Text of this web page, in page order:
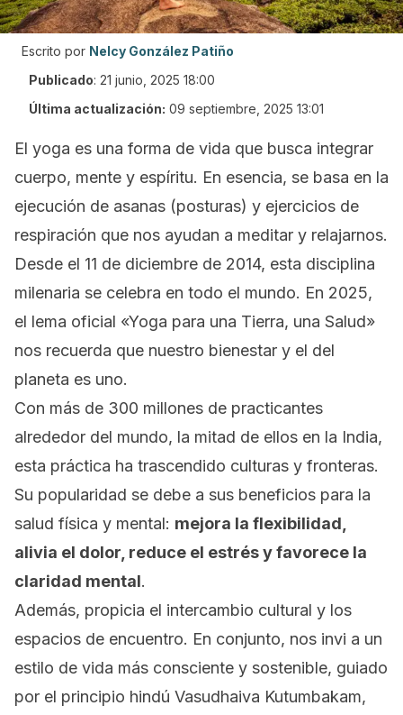
Escrito por Nelcy González Patiño
Publicado: 21 junio, 2025 18:00
Última actualización: 09 septiembre, 2025 13:01
El yoga es una forma de vida que busca integrar
cuerpo, mente y espíritu. En esencia, se basa en la
ejecución de asanas (posturas) y ejercicios de
respiración que nos ayudan a meditar y relajarnos.
Desde el 11 de diciembre de 2014, esta disciplina
milenaria se celebra en todo el mundo. En 2025,
el lema oficial «Yoga para una Tierra, una Salud»
nos recuerda que nuestro bienestar y el del
planeta es uno.
Con más de 300 millones de practicantes
alrededor del mundo, la mitad de ellos en la India,
esta práctica ha trascendido culturas y fronteras.
Su popularidad se debe a sus beneficios para la
salud física y mental: mejora la flexibilidad,
alivia el dolor, reduce el estrés y favorece la
claridad mental.
Además, propicia el intercambio cultural y los
espacios de encuentro. En conjunto, nos invi a un
estilo de vida más consciente y sostenible, guiado
por el principio hindú Vasudhaiva Kutumbakam,